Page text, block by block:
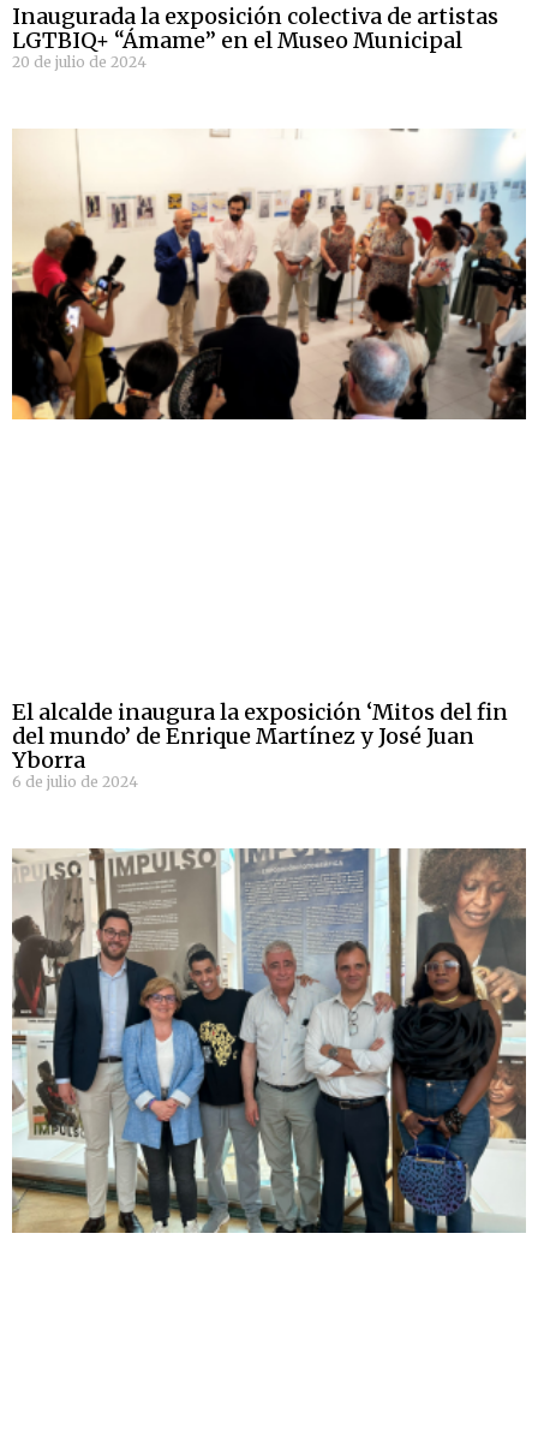
Inaugurada la exposición colectiva de artistas
LGTBIQ+ “Ámame” en el Museo Municipal
20 de julio de 2024
El alcalde inaugura la exposición ‘Mitos del fin
del mundo’ de Enrique Martínez y José Juan
Yborra
6 de julio de 2024